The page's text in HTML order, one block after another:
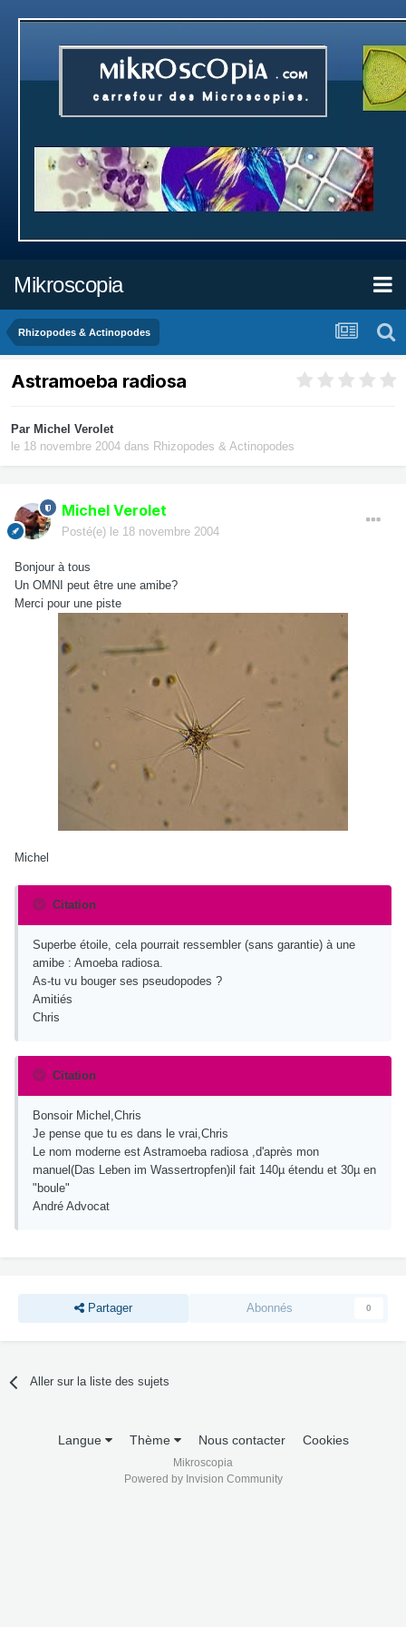
Mikroscopia
Rhizopodes & Actinopodes
Astramoeba radiosa
Par Michel Verolet
le 18 novembre 2004 dans Rhizopodes & Actinopodes
Michel Verolet
Posté(e) le 18 novembre 2004
Bonjour à tous
Un OMNI peut être une amibe?
Merci pour une piste
Michel
Citation
Superbe étoile, cela pourrait ressembler (sans garantie) à une
amibe : Amoeba radiosa.
As-tu vu bouger ses pseudopodes ?
Amitiés
Chris
Citation
Bonsoir Michel,Chris
Je pense que tu es dans le vrai,Chris
Le nom moderne est Astramoeba radiosa ,d'après mon
manuel(Das Leben im Wassertropfen)il fait 140µ étendu et 30µ en
"boule"
André Advocat
Partager Abonnés 0
Aller sur la liste des sujets
Langue Thème Nous contacter Cookies
Mikroscopia
Powered by Invision Community